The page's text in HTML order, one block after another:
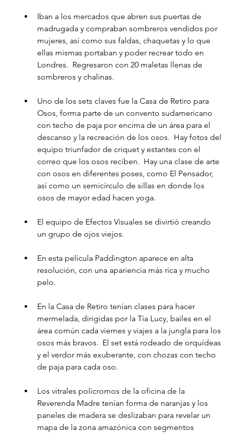
Iban a los mercados que abren sus puertas de
madrugada y compraban sombreros vendidos por
mujeres, así como sus faldas, chaquetas y lo que
ellas mismas portaban y poder recrear todo en
Londres.  Regresaron con 20 maletas llenas de
sombreros y chalinas.
Uno de los sets claves fue la Casa de Retiro para
Osos, forma parte de un convento sudamericano
con techo de paja por encima de un área para el
descanso y la recreación de los osos.  Hay fotos del
equipo triunfador de criquet y estantes con el
correo que los osos reciben.  Hay una clase de arte
con osos en diferentes poses, como El Pensador,
así como un semicírculo de sillas en donde los
osos de mayor edad hacen yoga.
El equipo de Efectos Visuales se divirtió creando
un grupo de ojos viejos.
En esta película Paddington aparece en alta
resolución, con una apariencia más rica y mucho
pelo.
En la Casa de Retiro tenían clases para hacer
mermelada, dirigidas por la Tía Lucy, bailes en el
área común cada viernes y viajes a la jungla para los
osos más bravos.  El set está rodeado de orquídeas
y el verdor más exuberante, con chozas con techo
de paja para cada oso.
Los vitrales policromos de la oficina de la
Reverenda Madre tenían forma de naranjas y los
paneles de madera se deslizaban para revelar un
mapa de la zona amazónica con segmentos